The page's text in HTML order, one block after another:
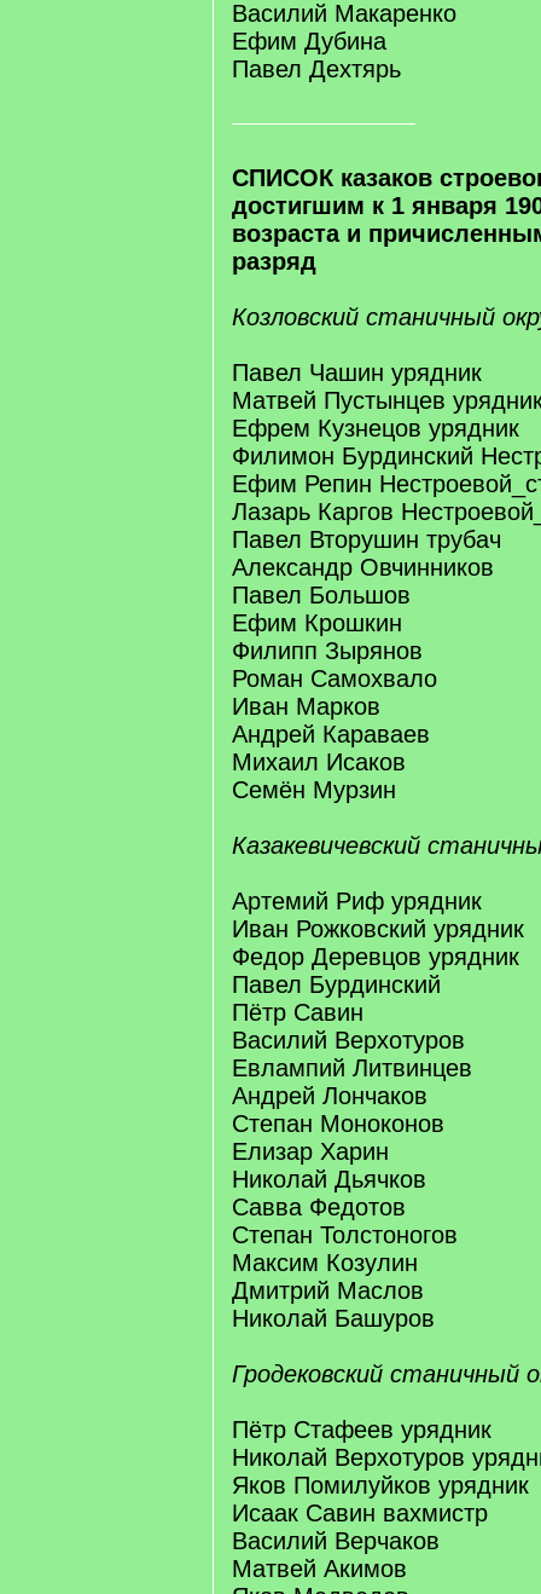
Василий Макаренко
Ефим Дубина
Павел Дехтярь
СПИСОК казаков
достигшим к 1 января
возраста и
разряд
Козловский станичный
Павел Чашин урядник
Матвей Пустынцев
Ефрем Кузнецов урядник
Филимон Бурдинский
Ефим Репин
Лазарь Каргов
Павел Вторушин трубач
Александр Овчинников
Павел Большов
Ефим Крошкин
Филипп Зырянов
Роман Самохвало
Иван Марков
Андрей Караваев
Михаил Исаков
Семён Мурзин
Казакевичевский
Артемий Риф урядник
Иван Рожковский урядник
Федор Деревцов урядник
Павел Бурдинский
Пётр Савин
Василий Верхотуров
Евлампий Литвинцев
Андрей Лончаков
Степан Моноконов
Елизар Харин
Николай Дьячков
Савва Федотов
Степан Толстоногов
Максим Козулин
Дмитрий Маслов
Николай Башуров
Гродековский станичный
Пётр Стафеев урядник
Николай Верхотуров
Яков Помилуйков урядник
Исаак Савин вахмистр
Василий Верчаков
Матвей Акимов